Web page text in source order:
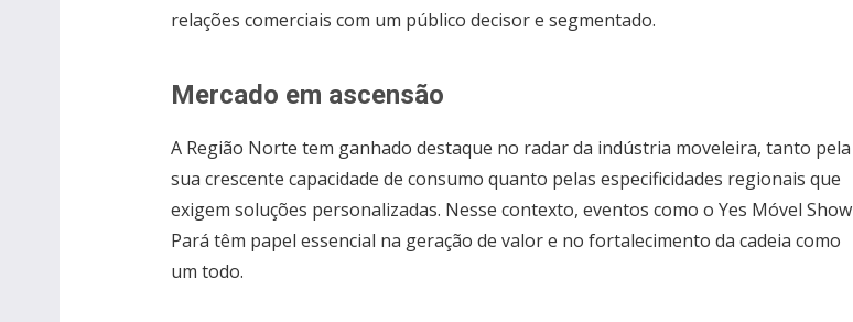
relações comerciais com um público decisor e segmentado.
Mercado em ascensão
A Região Norte tem ganhado destaque no radar da indústria moveleira, tanto pela
sua crescente capacidade de consumo quanto pelas especificidades regionais que
exigem soluções personalizadas. Nesse contexto, eventos como o Yes Móvel Show
Pará têm papel essencial na geração de valor e no fortalecimento da cadeia como
um todo.